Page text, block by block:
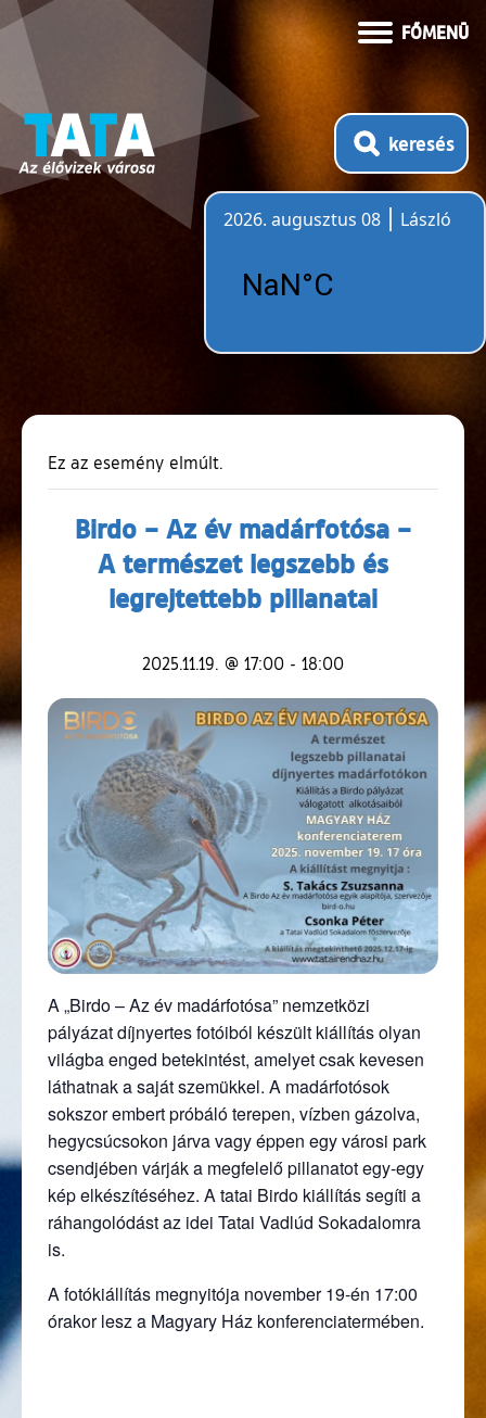
FŐMENÜ
keresés
2026. augusztus 08
László
Ez az esemény elmúlt.
Birdo – Az év madárfotósa –
A természet legszebb és
legrejtettebb pillanatai
2025.11.19. @ 17:00 - 18:00
A „Birdo – Az év madárfotósa” nemzetközi
pályázat díjnyertes fotóiból készült kiállítás olyan
világba enged betekintést, amelyet csak kevesen
láthatnak a saját szemükkel. A madárfotósok
sokszor embert próbáló terepen, vízben gázolva,
hegycsúcsokon járva vagy éppen egy városi park
csendjében várják a megfelelő pillanatot egy-egy
kép elkészítéséhez. A tatai Birdo kiállítás segíti a
ráhangolódást az idei Tatai Vadlúd Sokadalomra
is.
A fotókiállítás megnyitója november 19-én 17:00
órakor lesz a Magyary Ház konferenciatermében.